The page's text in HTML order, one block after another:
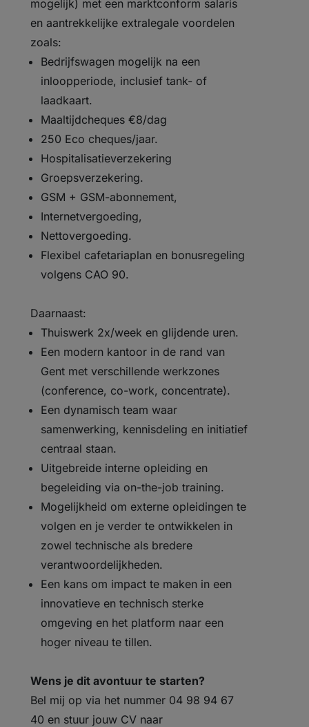
mogelijk) met een marktconform salaris
en aantrekkelijke extralegale voordelen
zoals:
Bedrijfswagen mogelijk na een
inloopperiode, inclusief tank- of
laadkaart.
Maaltijdcheques €8/dag
250 Eco cheques/jaar.
Hospitalisatieverzekering
Groepsverzekering.
GSM + GSM-abonnement,
Internetvergoeding,
Nettovergoeding.
Flexibel cafetariaplan en bonusregeling
volgens CAO 90.
Daarnaast:
Thuiswerk 2x/week en glijdende uren.
Een modern kantoor in de rand van
Gent met verschillende werkzones
(conference, co-work, concentrate).
Een dynamisch team waar
samenwerking, kennisdeling en initiatief
centraal staan.
Uitgebreide interne opleiding en
begeleiding via on-the-job training.
Mogelijkheid om externe opleidingen te
volgen en je verder te ontwikkelen in
zowel technische als bredere
verantwoordelijkheden.
Een kans om impact te maken in een
innovatieve en technisch sterke
omgeving en het platform naar een
hoger niveau te tillen.
Wens je dit avontuur te starten?
Bel mij op via het nummer 04 98 94 67
40 en stuur jouw CV naar